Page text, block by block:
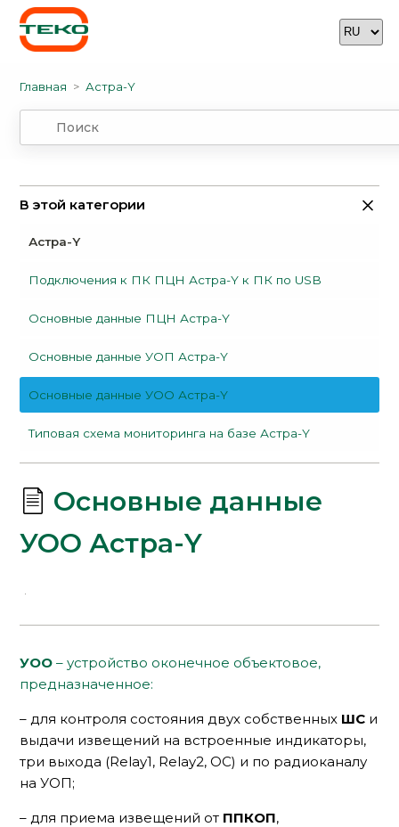
Главная Астра-Y
В этой категории
Астра-Y
Подключения к ПК ПЦН Астра-Y к ПК по USB
Основные данные ПЦН Астра-Y
Основные данные УОП Астра-Y
Основные данные УОО Астра-Y
Типовая схема мониторинга на базе Астра-Y
Основные данные
УОО Астра-Y
УОО – устройство оконечное объектовое,
предназначенное:
– для контроля состояния двух собственных ШС и
выдачи извещений на встроенные индикаторы,
три выхода (Relay1, Relay2, OC) и по радиоканалу
на УОП;
– для приема извещений от ППКОП,